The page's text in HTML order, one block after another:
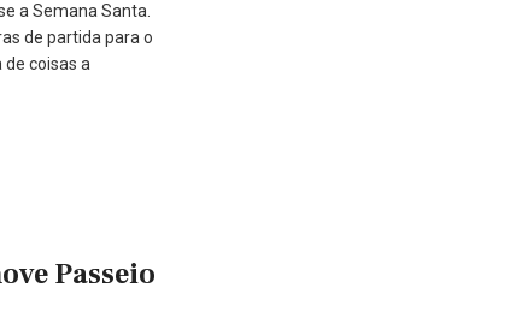
a Semana Santa.
de partida para o
coisas a
Passeio